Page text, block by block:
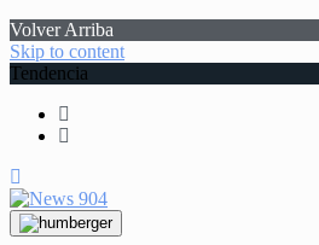
Volver Arriba
Skip to content
Tendencia